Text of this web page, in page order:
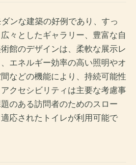
ンな建築の好例であり、すっ
々としたギャラリー、豊富な自
館のデザインは、柔軟な展示レ
エネルギー効率の高い照明やオ
などの機能により、持続可能性
クセシビリティは主要な考慮事
のある訪問者のためのスロー
応されたトイレが利用可能で